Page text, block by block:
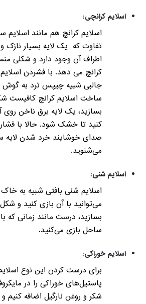
اسلایم کرانچی:
اسلایم کرانچ هم مانند اسلایم
تفاوت که یک لایه بسیار
اطراف آن وجود دارد و شکلی
کرانچ می دهد. با فشردن
جالبی شبیه چیپس ترد به گوش
ساخت اسلایم کرانچ کافیست
بسازید، یک لایه برق ناخن روی
کنید تا خشک شود. حالا با
صدای خوشایند خرد شدن لایه
می‌شنوید.
اسلایم شنی:
اسلایم شنی بافتی شبیه به
می‌توانید با آن بازی کنید و
بسازید، درست مانند زمانی
ساحل بازی می‌کنید.
اسلایم خوراکی:
برای درست کردن این نوع
پاستیل‌های خوراکی را در
شکر و روغن نارگیل اضافه کنیم